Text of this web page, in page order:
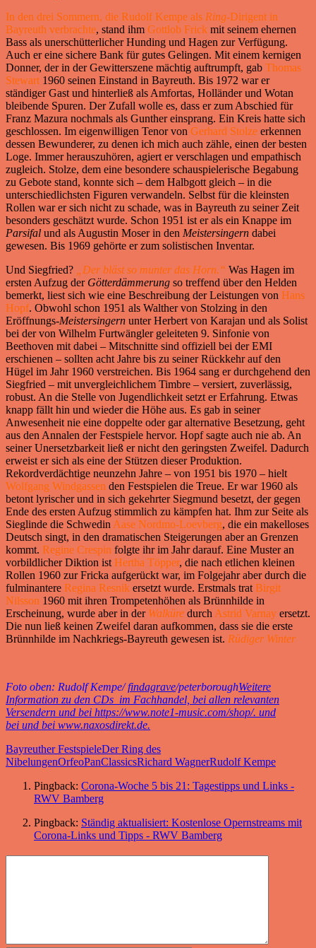
In den drei Sommern, die Rudolf Kempe als Ring-Dirigent in
Bayreuth verbrachte, stand ihm Gottlob Frick mit seinem ehernen
Bass als unerschütterlicher Hunding und Hagen zur Verfügung.
Auch er eine sichere Bank für gutes Gelingen. Mit einem kernigen
Donner, der in der Gewitterszene mächtig auftrumpft, gab Thomas
Stewart 1960 seinen Einstand in Bayreuth. Bis 1972 war er
ständiger Gast und hinterließ als Amfortas, Holländer und Wotan
bleibende Spuren. Der Zufall wolle es, dass er zum Abschied für
Franz Mazura nochmals als Gunther einsprang. Ein Kreis hatte sich
geschlossen. Im eigenwilligen Tenor von Gerhard Stolze erkennen
dessen Bewunderer, zu denen ich mich auch zähle, einen der besten
Loge. Immer herauszuhören, agiert er verschlagen und empathisch
zugleich. Stolze, dem eine besondere schauspielerische Begabung
zu Gebote stand, konnte sich – dem Halbgott gleich – in die
unterschiedlichsten Figuren verwandeln. Selbst für die kleinsten
Rollen war er sich nicht zu schade, was in Bayreuth zu seiner Zeit
besonders geschätzt wurde. Schon 1951 ist er als ein Knappe im
Parsifal und als Augustin Moser in den Meistersingern dabei
gewesen. Bis 1969 gehörte er zum solistischen Inventar.
Und Siegfried?
„Der bläst so munter das Horn.“ Was Hagen im
ersten Aufzug der Götterdämmerung so treffend über den Helden
bemerkt, liest sich wie eine Beschreibung der Leistungen von Hans
Hopf. Obwohl schon 1951 als Walther von Stolzing in den
Eröffnungs-Meistersingern unter Herbert von Karajan und als Solist
bei der von Wilhelm Furtwängler geleiteten 9. Sinfonie von
Beethoven mit dabei – Mitschnitte sind offiziell bei der EMI
erschienen – sollten acht Jahre bis zu seiner Rückkehr auf den
Hügel im Jahr 1960 verstreichen. Bis 1964 sang er durchgehend den
Siegfried – mit unvergleichlichem Timbre – versiert, zuverlässig,
robust. An die Stelle von Jugendlichkeit setzt er Erfahrung. Etwas
knapp fällt hin und wieder die Höhe aus. Es gab in seiner
Anwesenheit nie eine doppelte oder gar alternative Besetzung, geht
aus den Annalen der Festspiele hervor. Hopf sagte auch nie ab. An
seiner Unersetzbarkeit ließ er nicht den geringsten Zweifel. Dadurch
erweist er sich als eine der Stützen dieser Produktion.
Rekordverdächtige neunzehn Jahre – von 1951 bis 1970 – hielt
Wolfgang Windgassen den Festspielen die Treue. Er war 1960 als
betont lyrischer und in sich gekehrter Siegmund besetzt, der gegen
Ende des ersten Aufzug stimmlich zu kämpfen hat. Ihm zur Seite als
Sieglinde die Schwedin Aase Nordmo-Loevberg, die ein makelloses
Deutsch singt, in den dramatischen Steigerungen aber an Grenzen
kommt. Regine Crespin folgte ihr im Jahr darauf. Eine Muster an
vorbildlicher Diktion ist Hertha Töpper, die nach etlichen kleinen
Rollen 1960 zur Fricka aufgerückt war, im Folgejahr aber durch die
fulminantere Regina Resnik ersetzt wurde. Erstmals trat Birgit
Nilsson 1960 mit ihren Trompetenhöhen als Brünnhilde in
Erscheinung, wurde aber in der Walküre durch Astrid Varnay ersetzt.
Die nun ließ keinen Zweifel daran aufkommen, dass sie die erste
Brünnhilde im Nachkriegs-Bayreuth gewesen ist. Rüdiger Winter
Foto oben: Rudolf Kempe/findagrave/peterboroughWeitere
Information zu den CDs im Fachhandel, bei allen relevanten
Versendern und bei https://www.note1-music.com/shop/. und
bei und bei www.naxosdirekt.de.
Bayreuther FestspieleDer Ring des
NibelungenOrfeoPanClassicsRichard WagnerRudolf Kempe
Pingback: Corona-Woche 5 bis 21: Tagestipps und Links -
RWV Bamberg
Pingback: Ständig aktualisiert: Kostenlose Opernstreams mit
Corona-Links und Tipps - RWV Bamberg